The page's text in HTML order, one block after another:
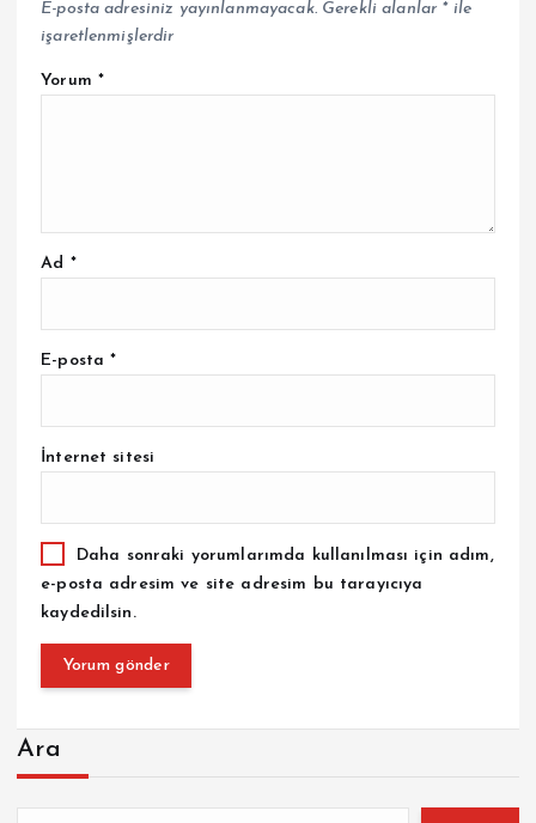
E-posta adresiniz yayınlanmayacak. Gerekli alanlar *ile
işaretlenmişlerdir
Yorum *
Ad *
E-posta*
İnternet sitesi
Daha sonraki yorumlarımda kullanılması için adım,
e-posta adresim ve site adresim bu tarayıcıya
kaydedilsin.
Ara